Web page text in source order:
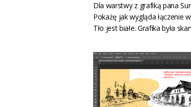
Dla warstwy z grafiką pana
Pokażę jak wygląda łączenie
Tło jest białe. Grafika była